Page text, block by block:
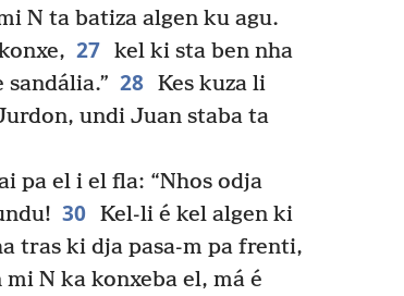
N ta batiza algen ku agu.
27 kel ki sta ben nha
28 Kes kuza li
undi Juan staba ta
pa el i el fla: “Nhos odja
30 Kel-li é kel algen ki
tras ki dja pasa-m pa frenti,
mi N ka konxeba el, má é